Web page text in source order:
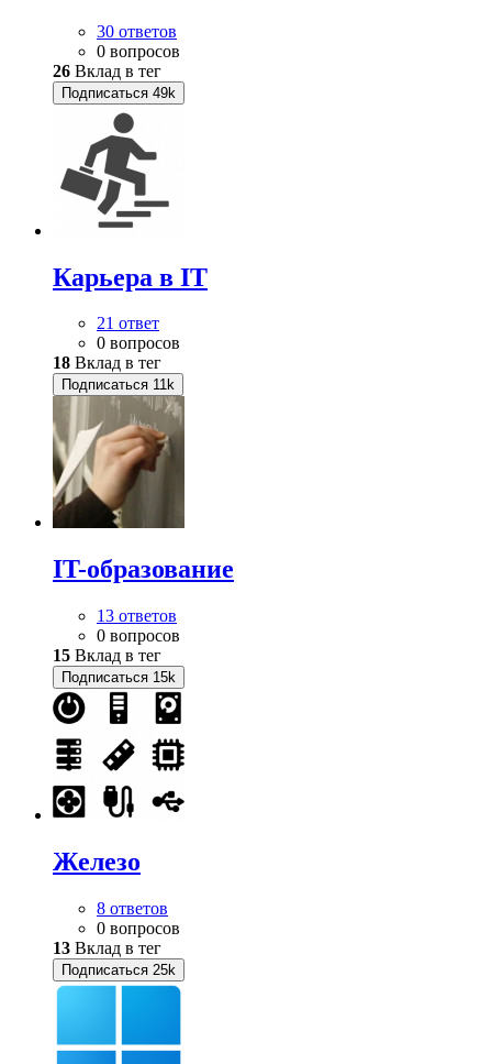
30 ответов
0 вопросов
26 Вклад в тег
Подписаться 49k
Карьера в IT
21 ответ
0 вопросов
18 Вклад в тег
Подписаться 11k
IT-образование
13 ответов
0 вопросов
15 Вклад в тег
Подписаться 15k
Железо
8 ответов
0 вопросов
13 Вклад в тег
Подписаться 25k